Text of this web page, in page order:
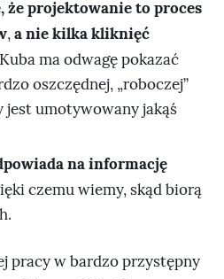
że projektowanie to proces
,a nie kilka kliknięć
ma odwagę pokazać
oszczędnej, „roboczej”
umotywowany jakąś
na informację
czemu wiemy, skąd biorą
pracy w bardzo przystępny